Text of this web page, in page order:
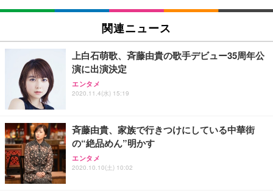
SIHOO B100 オフィスチェア／デスクチェア メッシ
ュチェア 人間工学 疲れない ブラック
￥27,999
Sezlife オフィスチェア デスクチェア 疲れない テレ
ワーク チェア 強化バックレスト 30度ロッキング機
能 人間工学 椅子 腰サポート 90度跳ね上げ式アーム
ョン PCチェア 通気性メッシュ ゲーミング/勉強/事
務用 おしゃれ パソコンチェア (ブラック)
Sezlife オフィスチェア デスクチェア 疲れない テレ
ワーク チェア 強化バックレスト 30度ロッキング機
能 人間工学 椅子 腰サポート 90度跳ね上げ式アーム
EIZO ビジネス向けプレミアムモニター | FlexScan
￥109,572
【純正品】27"ゲーミングモニター DualSense 充電
フック付き（CFI-ZDM1J）
【整備済み品】Dell E2724HS 27インチ 液晶モニタ
ー フルHD（1920×1080）VA 非光沢 HDMI/DisplayP
ort/VGA スピーカー内蔵 高さ調整 スイベル VESA対
Amazonベーシック ペットシーツ 厚型 ワイド 42枚
x2袋(84枚) ホワイト(吸収面:ライトブルー)
￥3,234
ネオ・ルーライフ ネオ・オムツ L 中型犬用 26枚入
り 単品
Smart Basic(スマートベーシック) 【Amazon.co.jp
限定】 Smart Basic アイリスオーヤマ ペットシーツ
超厚型 お徳用 ワイド 100枚入 (x 1) (ケース販売)
関連ニュース
上白石萌歌、斉藤由貴の歌手デビュー35周年公
演に出演決定
エンタメ
2020.11.4(水) 15:19
斉藤由貴、家族で行きつけにしている中華街
の“絶品めん”明かす
エンタメ
2020.10.10(土) 10:02